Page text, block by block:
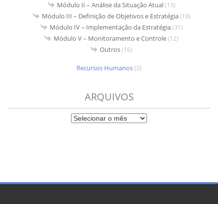
Módulo II – Análise da Situação Atual(13)
Módulo III – Definição de Objetivos e Estratégia(18)
Módulo IV – Implementação da Estratégia(31)
Módulo V – Monitoramento e Controle(12)
Outros(16)
Recursos Humanos(2)
ARQUIVOS